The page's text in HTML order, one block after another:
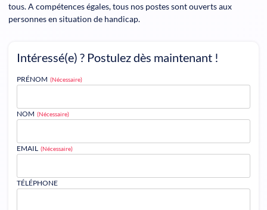
tous. A compétences égales, tous nos postes sont ouverts aux
personnes en situation de handicap.
Intéressé(e) ? Postulez dès maintenant !
PRÉNOM (Nécessaire)
NOM (Nécessaire)
EMAIL (Nécessaire)
TÉLÉPHONE